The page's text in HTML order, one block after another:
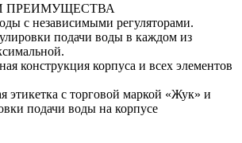
ПРЕИМУЩЕСТВА
с независимыми регуляторами.
подачи воды в каждом из
конструкция корпуса и всех элементов
этикетка с торговой маркой «Жук» и
подачи воды на корпусе